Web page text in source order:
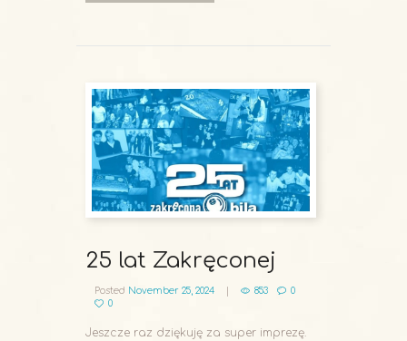
25 lat Zakręconej
Posted November 25, 2024 853
0
0
Jeszcze raz dziękuję za super imprezę.